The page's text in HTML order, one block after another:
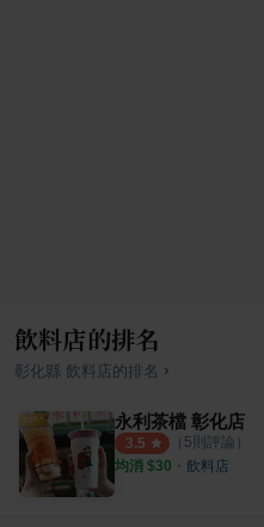
飲料店的排名
彰化縣 飲料店的排名 ›
永利茶檔 彰化店
3.5 （ 5則評論）
均消 $30 ・ 飲料店